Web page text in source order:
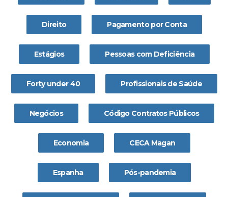
Direito Pagamento por Conta
Estágios Pessoas com Deficiência
Forty under 40 Profissionais de Saúde
Negócios Código Contratos Públicos
Economia CECA Magan
Espanha Pós-pandemia